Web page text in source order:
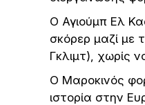
Ο Αγιούμπ Ελ
σκόρερ μαζί με
Γκλιμτ), χωρίς
Ο Μαροκινός
ιστορία στην